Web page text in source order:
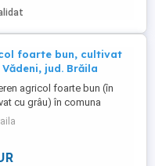
foarte bun, cultivat
jud. Brăila
agricol foarte bun (în
cu grâu) în comuna
O parte din el la
Galați 10.000 euro hectar